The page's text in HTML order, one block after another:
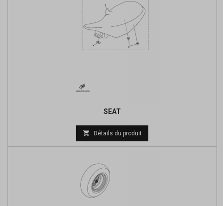
SEAT
Prix
de
 Détails du produit